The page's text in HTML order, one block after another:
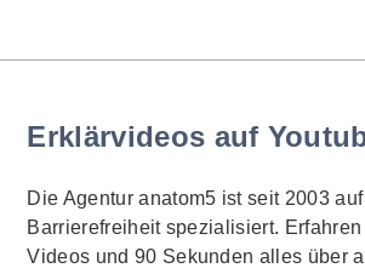
Erklärvideos auf
Die Agentur anatom5 ist seit 2003
Barrierefreiheit spezialisiert.
Videos und 90 Sekunden alles über